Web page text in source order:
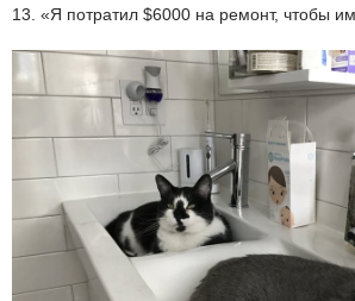
13. «Я потратил $6000 на ремонт, чтобы